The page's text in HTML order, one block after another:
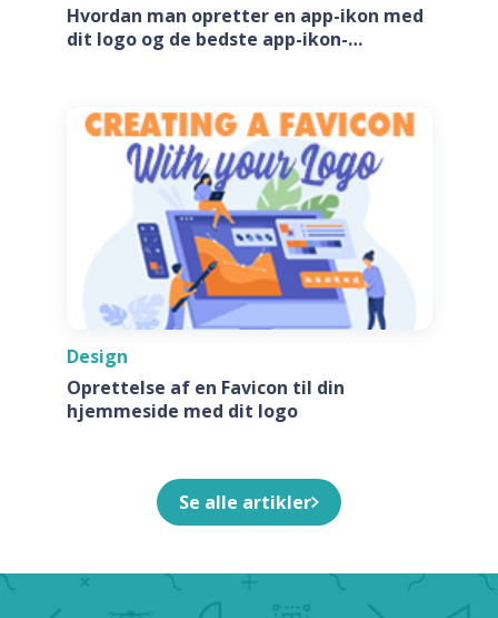
Hvordan man opretter en app-ikon med
dit logo og de bedste app-ikon-
Design
Oprettelse af en Favicon til din
hjemmeside med dit logo
Se alle artikler